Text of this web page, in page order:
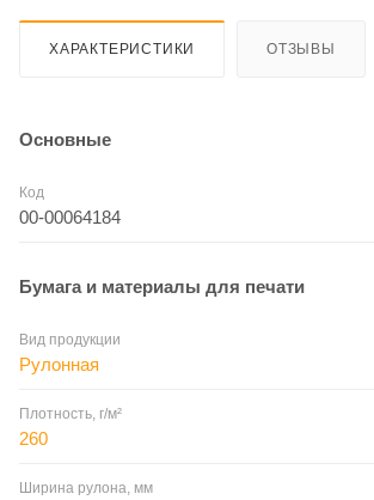
ХАРАКТЕРИСТИКИ ОТЗЫВЫ
Основные
Код
00-00064184
Бумага и материалы для печати
Вид продукции
Рулонная
Плотность, г/м²
260
Ширина рулона, мм